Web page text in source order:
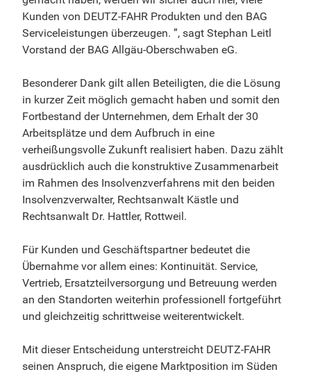
Kunden von DEUTZ-FAHR Produkten und den BAG
Serviceleistungen überzeugen. ”, sagt Stephan Leitl
Vorstand der BAG Allgäu-Oberschwaben eG.
Besonderer Dank gilt allen Beteiligten, die die Lösung
in kurzer Zeit möglich gemacht haben und somit den
Fortbestand der Unternehmen, dem Erhalt der 30
Arbeitsplätze und dem Aufbruch in eine
verheißungsvolle Zukunft realisiert haben. Dazu zählt
ausdrücklich auch die konstruktive Zusammenarbeit
im Rahmen des Insolvenzverfahrens mit den beiden
Insolvenzverwalter, Rechtsanwalt Kästle und
Rechtsanwalt Dr. Hattler, Rottweil.
Für Kunden und Geschäftspartner bedeutet die
Übernahme vor allem eines: Kontinuität. Service,
Vertrieb, Ersatzteilversorgung und Betreuung werden
an den Standorten weiterhin professionell fortgeführt
und gleichzeitig schrittweise weiterentwickelt.
Mit dieser Entscheidung unterstreicht DEUTZ-FAHR
seinen Anspruch, die eigene Marktposition im Süden